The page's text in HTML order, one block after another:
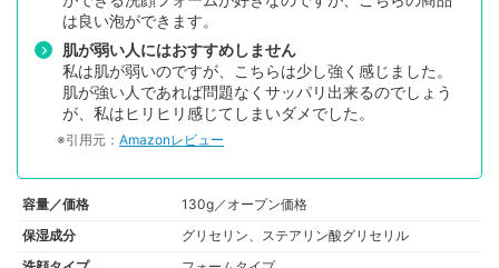
は良い泡ができます。
肌が弱い人にはおすすめしません
私は肌が弱いのですが、こちらは少し強く感じました。
肌が強い人であれば問題なくサッパリ出来るのでしょう
が、私はヒリヒリ感じてしまいダメでした。
※引用元： Amazonレビュー
容量／価格
130g／オープン価格
保湿成分
グリセリン、ステアリン酸グリセリル